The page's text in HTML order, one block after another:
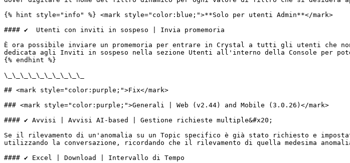
{% hint style="info" %} <mark style="color:blue;">**Solo per utenti Admin**</mark>
#### ✔️  Utenti con inviti in sospeso | Invia promemoria
È ora possibile inviare un promemoria per entrare in Crystal a tutti gli utenti che
dedicata agli Inviti in sospeso nella sezione Utenti all'interno della Console per
{% endhint %}
\_\_\_\_\_\_\_\_\_\_
## <mark style="color:purple;">Fix</mark>
### <mark style="color:purple;">Generali | Web (v2.44) and Mobile (3.0.26)</mark>
#### ✔️ Avvisi | Avvisi AI-based | Gestione richieste multiple&#x20;
Se il rilevamento di un'anomalia su un Topic specifico è già stato richiesto e
utilizzando la conversazione, ricordando che il rilevamento di quella medesima
#### ✔️ Excel | Download | Intervallo di Tempo